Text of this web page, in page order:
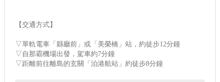
【交通方式】
▽單軌電車「縣廳前」或「美榮橋」站，約徒步12分鐘
▽自那霸機場出發，駕車約7分鐘
▽距離前往離島的玄關「泊港航站」約徒步8分鐘